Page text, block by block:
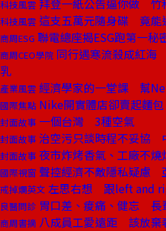
科技風雲 拜登一紙公告逼你做 竹
科技風雲 這支五萬元隨身碟 竟能
商周ESG 聯電總座揭ESG跑第一秘
商周CEO學院 同行遇寒流殺成紅海
乳
產業風雲 經濟學家的一堂課 幫
國際焦點 Nike開實體店卻賣起麵
封面故事 一個台灣 3種空氣
封面故事 治空污只談時程不妥協
封面故事 夜市炸烤香氣、工廠不
國際視窗 聲控經濟不敵隱私疑慮
戒掉爛英文 左思右想 跟left and
良醫問診 胃口差、痠痛、健忘 長
商周書摘 八成員工愛遠距 該放棄